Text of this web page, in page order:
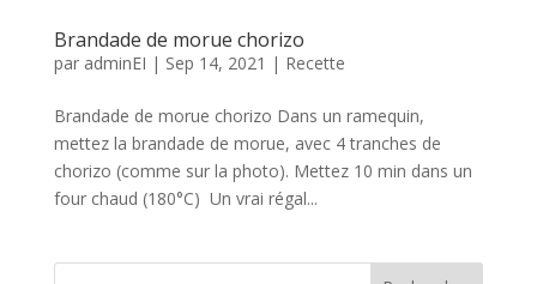
Brandade de morue chorizo
par adminEI | Sep 14, 2021 | Recette
Brandade de morue chorizo Dans un ramequin,
mettez la brandade de morue, avec 4 tranches de
chorizo (comme sur la photo). Mettez 10 min dans un
four chaud (180°C) Un vrai régal...